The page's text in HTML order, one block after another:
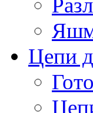
Цепи